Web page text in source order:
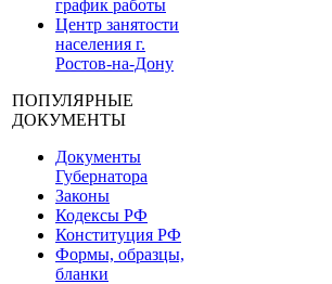
график работы
Центр занятости
населения г.
Ростов-на-Дону
ПОПУЛЯРНЫЕ
ДОКУМЕНТЫ
Документы
Губернатора
Законы
Кодексы РФ
Конституция РФ
Формы, образцы,
бланки